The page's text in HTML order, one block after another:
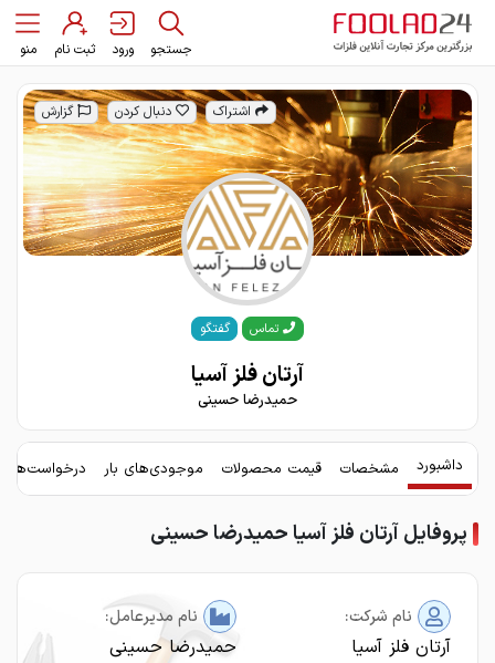
جستجو ورود ثبت نام منو
اشتراک دنبال کردن گزارش
تماس گفتگو
آرتان فلز آسیا
حمیدرضا حسینی
داشبورد مشخصات قیمت محصولات موجودی‌های بار
پروفایل آرتان فلز آسیا حمیدرضا حسینی
نام شرکت:
آرتان فلز آسیا
نام مدیرعامل:
حمیدرضا حسینی